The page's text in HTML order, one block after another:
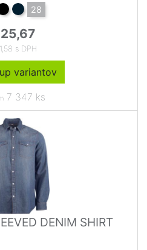
28
s DPH
variantov
7 347 ks
DENIM SHIRT